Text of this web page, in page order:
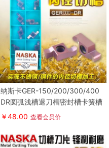
纳斯卡GER-150/200/300/400
DR圆弧浅槽退刀槽密封槽卡簧槽
刀片
￥48.00 查看会员价